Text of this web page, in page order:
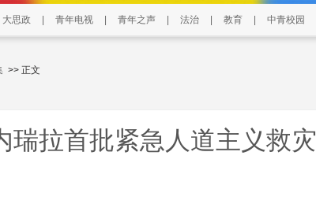
大思政 青年电视 青年之声 法治 教育 中青校园
>> 正文
瑞拉首批紧急人道主义救灾